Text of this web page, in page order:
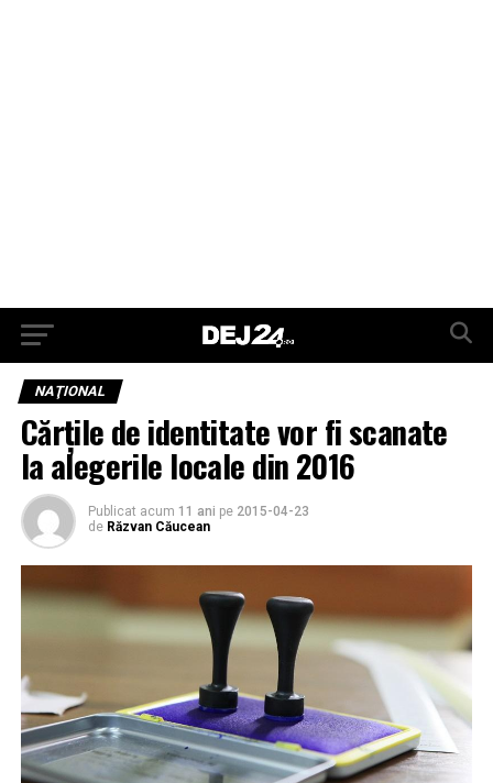
NAŢIONAL
Cărțile de identitate vor fi scanate
la alegerile locale din 2016
Publicat acum 11 ani pe 2015-04-23
de Răzvan Căucean